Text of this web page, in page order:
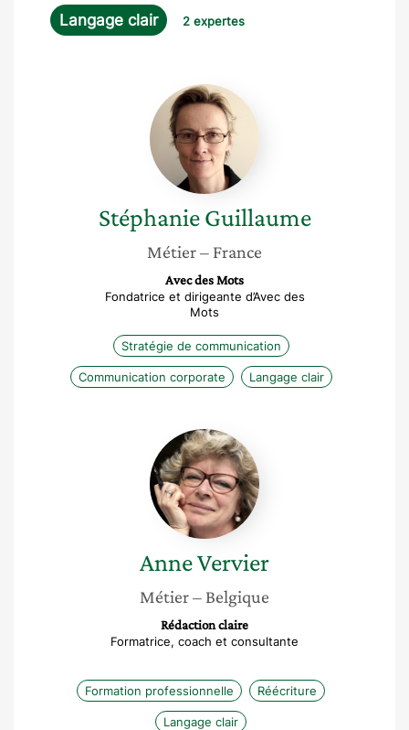
Langage clair 2 expertes
Stéphanie
Guillaume
Stéphanie Guillaume
Métier– France
Avec des Mots
Fondatrice et dirigeante d’Avec des
Mots
Stratégie de communication
Communication corporate Langage clair
Anne
Vervier
AnneVervier
Métier– Belgique
Rédaction claire
Formatrice, coach et consultante
Formation professionnelle Réécriture
Langage clair